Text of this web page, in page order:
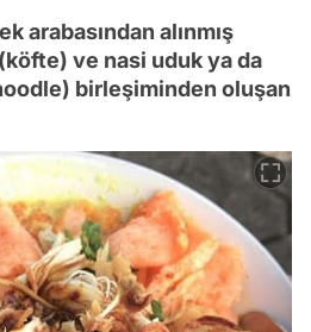
arabasından alınmış
ve nasi uduk ya da
birleşiminden oluşan